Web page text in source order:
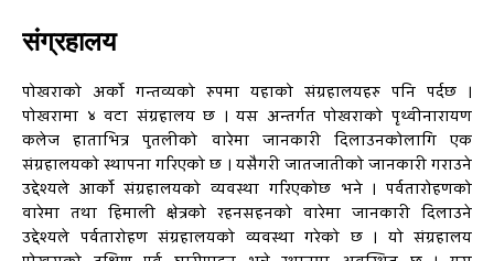
संग्रहालय
पोखराको अर्को गन्तव्यको रुपमा यहाको संग्रहालयहरु पनि पर्दछ ।
पोखरामा ४ वटा संग्रहालय छ । यस अन्तर्गत पोखराको पृथ्वीनारायण
कलेज हाताभित्र पुतलीको वारेमा जानकारी दिलाउनकोलागि एक
संग्रहालयको स्थापना गरिएको छ । यसैगरी जातजातीको जानकारी गराउने
उद्देश्यले आर्को संग्रहालयको व्यवस्था गरिएकोछ भने । पर्वतारोहणको
वारेमा तथा हिमाली क्षेत्रको रहनसहनको वारेमा जानकारी दिलाउने
उद्देश्यले पर्वतारोहण संग्रहालयको व्यवस्था गरेको छ । यो संग्रहालय